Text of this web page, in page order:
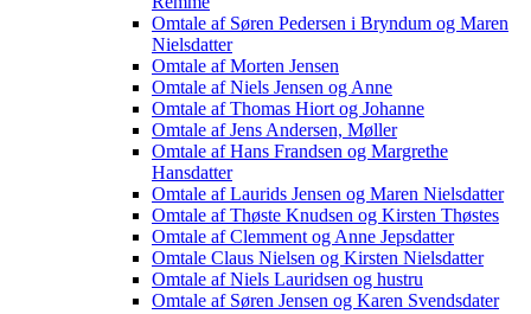
Omtale af Søren Pedersen i Bryndum og Maren
Nielsdatter
Omtale af Morten Jensen
Omtale af Niels Jensen og Anne
Omtale af Thomas Hiort og Johanne
Omtale af Jens Andersen, Møller
Omtale af Hans Frandsen og Margrethe
Hansdatter
Omtale af Laurids Jensen og Maren Nielsdatter
Omtale af Thøste Knudsen og Kirsten Thøstes
Omtale af Clemment og Anne Jepsdatter
Omtale Claus Nielsen og Kirsten Nielsdatter
Omtale af Niels Lauridsen og hustru
Omtale af Søren Jensen og Karen Svendsdater